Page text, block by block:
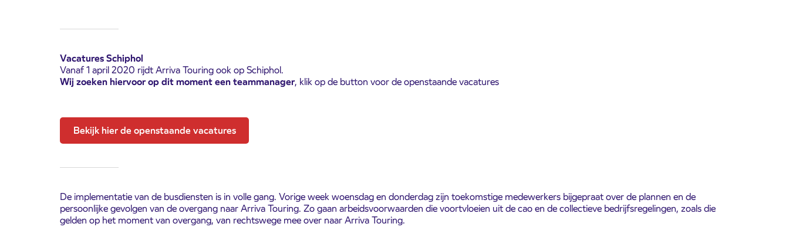
Vacatures Schiphol
Vanaf 1 april 2020 rijdt Arriva Touring ook op Schiphol.
Wij zoeken hiervoor op dit moment een teammanager, klik op de button voor de openstaande vacatures
Bekijk hier de openstaande vacatures
De implementatie van de busdiensten is in volle gang. Vorige week woensdag en donderdag zijn toekomstige medewerkers bijgepraat over de plannen en de
persoonlijke gevolgen van de overgang naar Arriva Touring. Zo gaan arbeidsvoorwaarden die voortvloeien uit de cao en de collectieve bedrijfsregelingen, zoals die
gelden op het moment van overgang, van rechtswege mee over naar Arriva Touring.